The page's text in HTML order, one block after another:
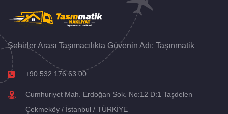
Şehirler Arası Taşımacılıkta Güvenin Adı: Taşınmatik
+90 532 176 63 00
Cumhuriyet Mah. Erdoğan Sok. No:12 D:1 Taşdelen
Çekmeköy / İstanbul / TÜRKİYE